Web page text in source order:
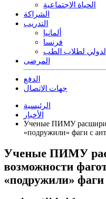
الحياة الاجتماعية
الشراكة
التدريب
ألمانيا
فرنسا
الدولي لطلاب الطب
المرضى
الدفع
جهات الاتصال
الرئيسية
الأخبار
Ученые ПИМУ
«подружили» фаги с
Ученые ПИМУ
возможности
«подружили»